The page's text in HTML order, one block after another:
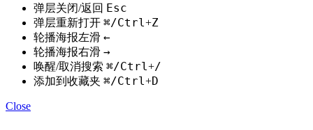
弹层关闭/返回 Esc
弹层重新打开 ⌘/Ctrl+Z
轮播海报左滑 ←
轮播海报右滑 →
唤醒/取消搜索 ⌘/Ctrl+/
添加到收藏夹 ⌘/Ctrl+D
Close